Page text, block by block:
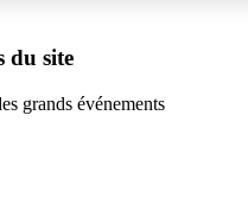
du site
grands événements